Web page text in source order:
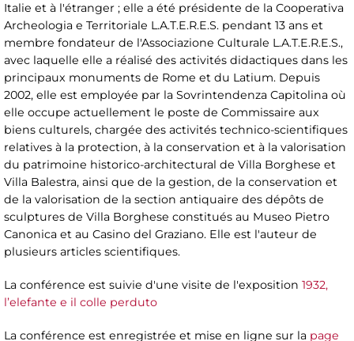
Italie et à l'étranger ; elle a été présidente de la Cooperativa
Archeologia e Territoriale L.A.T.E.R.E.S. pendant 13 ans et
membre fondateur de l'Associazione Culturale L.A.T.E.R.E.S.,
avec laquelle elle a réalisé des activités didactiques dans les
principaux monuments de Rome et du Latium. Depuis
2002, elle est employée par la Sovrintendenza Capitolina où
elle occupe actuellement le poste de Commissaire aux
biens culturels, chargée des activités technico-scientifiques
relatives à la protection, à la conservation et à la valorisation
du patrimoine historico-architectural de Villa Borghese et
Villa Balestra, ainsi que de la gestion, de la conservation et
de la valorisation de la section antiquaire des dépôts de
sculptures de Villa Borghese constitués au Museo Pietro
Canonica et au Casino del Graziano. Elle est l'auteur de
plusieurs articles scientifiques.
La conférence est suivie d'une visite de l'exposition 1932,
l’elefante e il colle perduto
La conférence est enregistrée et mise en ligne sur la page